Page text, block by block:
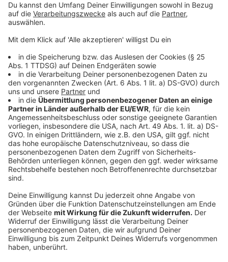
Rund 9.600 Tote allein durch extrem heiße Juni-
Woche
Weltnachrichten|
Von rund 5.000 Toten durch die
Hitzewelle Ende Juni ging das Robert Koch-Institut
zunächst aus. Neue Zahlen zeigen: Die Zahl der Toten
infolge der extrem heißen Woche liegt wohl fast doppelt
so hoch.
Schaden durch falsche Polizisten stark gestiegen
Weltnachrichten|Immer mehr Menschen werden Opfer
von Betrügern, die sich als Polizisten ausgeben. Das BKA
meldet einen Anstieg von Schaden und Fällen.
Experte sieht neue Bedrohung durch bewaffnete
Drohnen
Weltnachrichten|Der Fund einer Drohne mit
Sprengvorrichtung am Flughafen Leipzig/Halle wirft Fragen
zur Sicherheit kritischer Infrastruktur auf.
Luftverkehrsexperte Hartmut Fricke sieht dringenden
Handlungsbedarf.